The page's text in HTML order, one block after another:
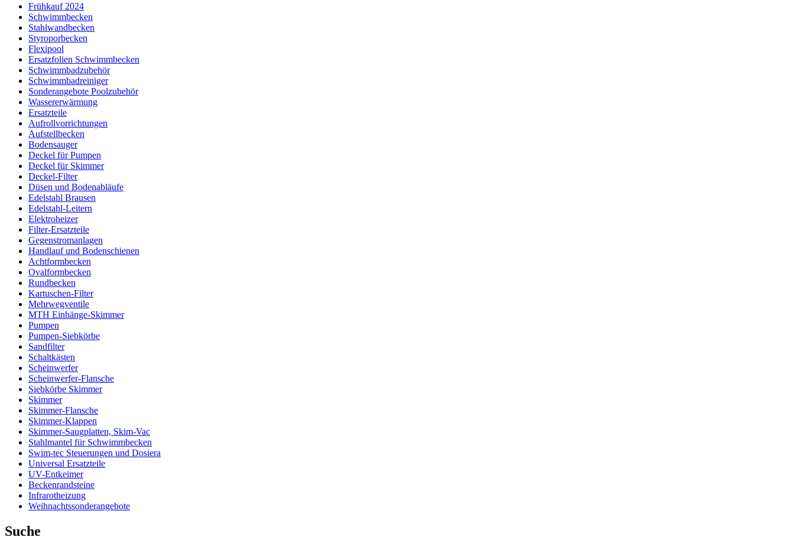
Frühkauf 2024
Schwimmbecken
Stahlwandbecken
Styroporbecken
Flexipool
Ersatzfolien Schwimmbecken
Schwimmbadzubehör
Schwimmbadreiniger
Sonderangebote Poolzubehör
Wassererwärmung
Ersatzteile
Aufrollvorrichtungen
Aufstellbecken
Bodensauger
Deckel für Pumpen
Deckel für Skimmer
Deckel-Filter
Düsen und Bodenabläufe
Edelstahl Brausen
Edelstahl-Leitern
Elektroheizer
Filter-Ersatzteile
Gegenstromanlagen
Handlauf und Bodenschienen
Achtformbecken
Ovalformbecken
Rundbecken
Kartuschen-Filter
Mehrwegventile
MTH Einhänge-Skimmer
Pumpen
Pumpen-Siebkörbe
Sandfilter
Schaltkästen
Scheinwerfer
Scheinwerfer-Flansche
Siebkörbe Skimmer
Skimmer
Skimmer-Flansche
Skimmer-Klappen
Skimmer-Saugplatten, Skim-Vac
Stahlmantel für Schwimmbecken
Swim-tec Steuerungen und Dosiera
Universal Ersatzteile
UV-Entkeimer
Beckenrandsteine
Infrarotheizung
Weihnachtssonderangebote
Suche